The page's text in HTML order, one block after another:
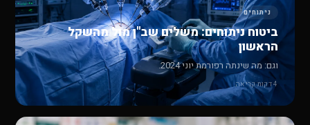
ניתוחים
ביטוח ניתוחים: משלים שב"ן מול מהשקל
הראשון
וגם: מה שינתה רפורמת יוני 2024.
4 דקות קריאה